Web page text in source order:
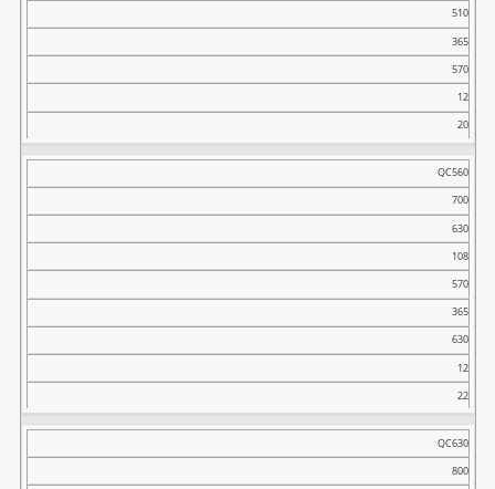
510
365
570
12
20
QC560
700
630
108
570
365
630
12
22
QC630
800